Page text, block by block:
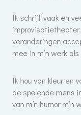
Ik schrijf vaak en
veranderingen
mee in m’n werk
Ik hou van kleur en
de spelende mens
van m’n humor m’n